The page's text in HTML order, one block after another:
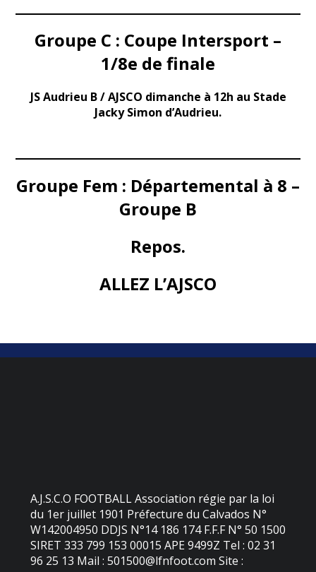
Groupe C : Coupe Intersport –
1/8e de finale
JS Audrieu B / AJSCO dimanche à 12h au Stade
Jacky Simon d’Audrieu.
Groupe Fem : Départemental à 8 –
Groupe B
Repos.
ALLEZ L’AJSCO
A.J.S.C.O FOOTBALL Association régie par la loi
du 1er juillet 1901 Préfecture du Calvados N°
W142004950 DDJS N°14 186 174 F.F.F N° 50 1500
SIRET 333 799 153 00015 APE 9499Z Tel : 02 31
96 25 13 Mail : 501500@lfnfoot.com Site :